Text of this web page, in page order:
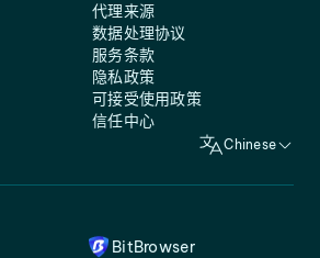
代理来源
数据处理协议
服务条款
隐私政策
可接受使用政策
信任中心
Chinese
BitBrowser